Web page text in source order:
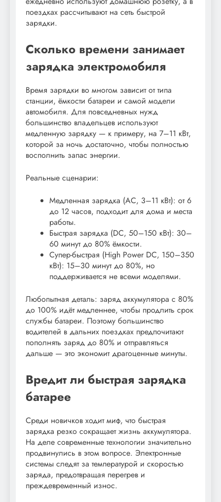
поездках рассчитывают на сеть быстрой
зарядки.
Сколько времени занимает
зарядка электромобиля
Время зарядки во многом зависит от типа
станции, ёмкости батареи и самой модели
автомобиля. Для повседневных нужд
большинство владельцев используют
медленную зарядку — к примеру, на 7–11 кВт,
которой за ночь достаточно, чтобы полностью
восполнить запас энергии.
Реальные сценарии:
Медленная зарядка (AC, 3–11 кВт): от 6
до 12 часов, подходит для дома и места
работы.
Быстрая зарядка (DC, 50–150 кВт): 30–
60 минут до 80% ёмкости.
Супер-быстрая (High Power DC, 150–350
кВт): 15–30 минут до 80%, но
поддерживается не всеми моделями.
Любопытная деталь: заряд аккумулятора с 80%
до 100% идёт медленнее, чтобы продлить срок
службы батареи. Поэтому большинство
водителей в дальних поездках предпочитают
пополнять заряд до 80% и отправляться
дальше — это экономит драгоценные минуты.
Вредит ли быстрая зарядка
батарее
Среди новичков ходит миф, что быстрая
зарядка резко сокращает жизнь аккумулятора.
На деле современные технологии значительно
продвинулись в этом вопросе. Электронные
системы следят за температурой и скоростью
заряда, предотвращая перегрев и
преждевременный износ.